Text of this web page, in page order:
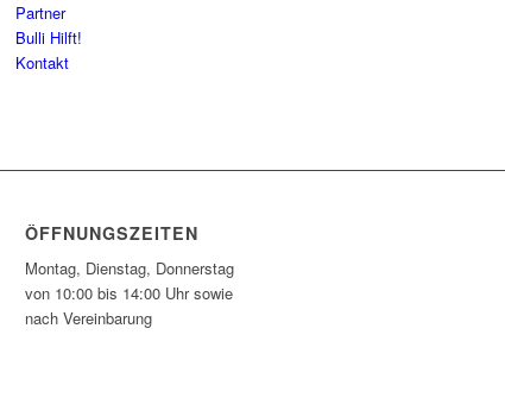
Partner
Bulli Hilft!
Kontakt
ÖFFNUNGSZEITEN
Montag, Dienstag, Donnerstag
von 10:00 bis 14:00 Uhr sowie
nach Vereinbarung